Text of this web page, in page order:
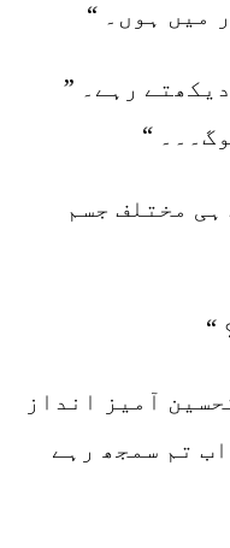
میں ہوں۔ “
رہے۔ ”
“
مختلف جسم
“
آمیز انداز
اب تم سمجھ رہے